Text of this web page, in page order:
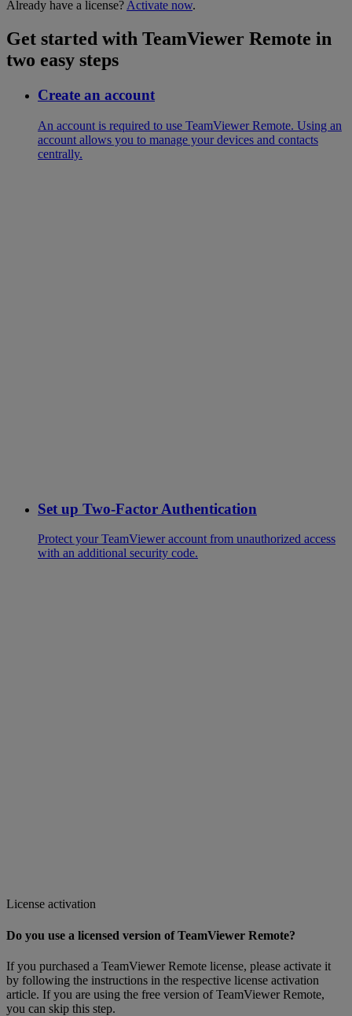
Already have a license? Activate now.
Get started with TeamViewer Remote in
two easy steps
Create an account
An account is required to use TeamViewer Remote. Using an
account allows you to manage your devices and contacts
centrally.
Set up Two-Factor Authentication
Protect your TeamViewer account from unauthorized access
with an additional security code.
License activation
Do you use a licensed version of TeamViewer Remote?
If you purchased a TeamViewer Remote license, please activate it
by following the instructions in the respective license activation
article. If you are using the free version of TeamViewer Remote,
you can skip this step.